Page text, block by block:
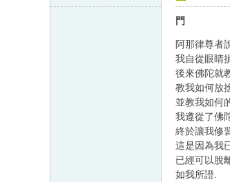
門
阿那律尊者
我自從眼睛
後來佛陀就
教我如何放
並教我如何
我遵從了佛
終於讓我修
這是因為我
已經可以脫
如我所證.